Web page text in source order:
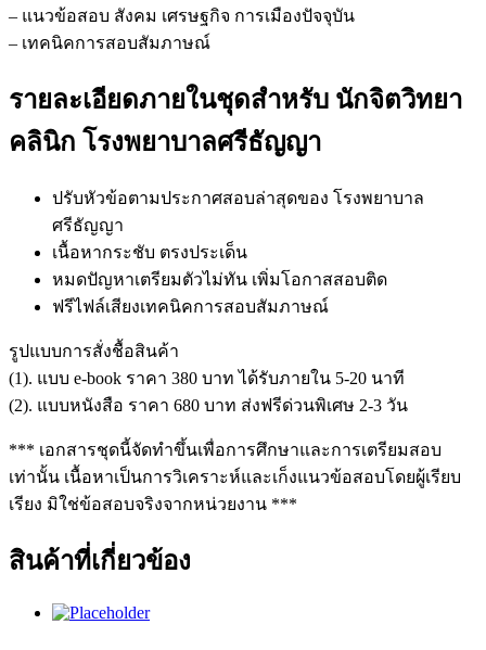
– แนวข้อสอบ สังคม เศรษฐกิจ การเมืองปัจจุบัน
– เทคนิคการสอบสัมภาษณ์
รายละเอียดภายในชุดสำหรับ นักจิตวิทยา
คลินิก โรงพยาบาลศรีธัญญา
ปรับหัวข้อตามประกาศสอบล่าสุดของ โรงพยาบาล
ศรีธัญญา
เนื้อหากระชับ ตรงประเด็น
หมดปัญหาเตรียมตัวไม่ทัน เพิ่มโอกาสสอบติด
ฟรีไฟล์เสียงเทคนิคการสอบสัมภาษณ์
รูปแบบการสั่งชื้อสินค้า
(1). แบบ e-book ราคา 380 บาท ได้รับภายใน 5-20 นาที
(2). แบบหนังสือ ราคา 680 บาท ส่งฟรีด่วนพิเศษ 2-3 วัน
*** เอกสารชุดนี้จัดทำขึ้นเพื่อการศึกษาและการเตรียมสอบ
เท่านั้น เนื้อหาเป็นการวิเคราะห์และเก็งแนวข้อสอบโดยผู้เรียบ
เรียง มิใช่ข้อสอบจริงจากหน่วยงาน ***
สินค้าที่เกี่ยวข้อง